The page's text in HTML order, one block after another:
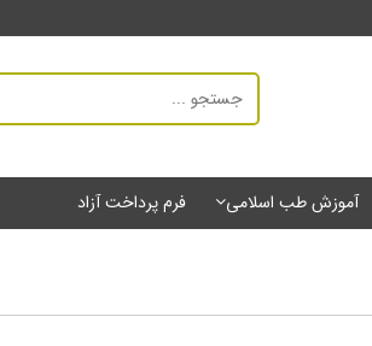
آموزش طب اسلامی فرم پرداخت آزاد